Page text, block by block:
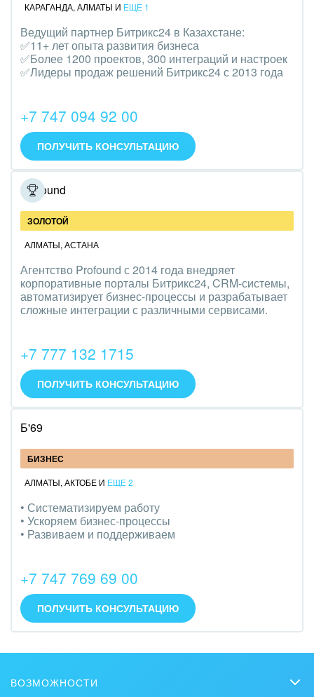
Строительство, ремонт и благоустройство
Транспорт, Авиация, автобизнес
Трудоустройство
Красота, фитнес, спорт
PR, маркетинг, реклама,
АПК и пищевая промышленность
Выставки, семинары, конференции
Горнодобывающая отрасль
Досуг, туризм и отдых
Изготовление памятников и мемориальных
комплексов
Интерьер, дизайн, декор
IT, Интернет
Консалтинговые и управленческие услуги
Культурные события, спорт, шоу-бизнес
Мебель, лес, деревообработка
Металлургия
Мода, одежда, аксессуары, стиль
Нефть, газ
Оборудование, техника
КАРАГАНДА, АЛМАТЫ И ЕЩЕ 1
Ведущий партнер Битрикс24 в Казахстане:
✅11+ лет опыта развития бизнеса
✅Более 1200 проектов, 300 интеграций и настроек
✅Лидеры продаж решений Битрикс24 с 2013 года
+7 747 094 92 00
ПОЛУЧИТЬ КОНСУЛЬТАЦИЮ
Profound
ЗОЛОТОЙ
АЛМАТЫ, АСТАНА
Агентство Profound с 2014 года внедряет
корпоративные порталы Битрикс24, CRM-системы,
автоматизирует бизнес-процессы и разрабатывает
сложные интеграции с различными сервисами.
+7 777 132 1715
ПОЛУЧИТЬ КОНСУЛЬТАЦИЮ
Б'69
БИЗНЕС
АЛМАТЫ, АКТОБЕ И ЕЩЕ 2
• Систематизируем работу
• Ускоряем бизнес-процессы
• Развиваем и поддерживаем
+7 747 769 69 00
ПОЛУЧИТЬ КОНСУЛЬТАЦИЮ
ВОЗМОЖНОСТИ